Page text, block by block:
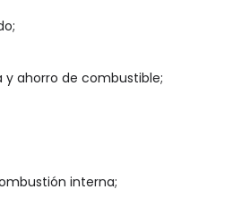
y ahorro de combustible;
interna;